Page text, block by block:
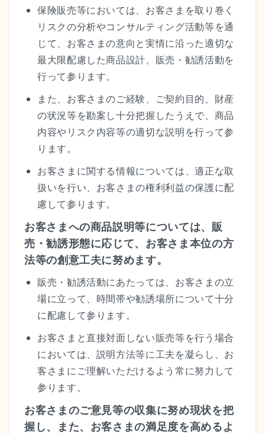
保険販売等においては、お客さまを取り巻く
リスクの分析やコンサルティング活動等を通
じて、お客さまの意向と実情に沿った適切な
最大限配慮した商品設計、販売・勧誘活動を
行って参ります。
また、お客さまのご経験、ご契約目的、財産
の状況等を勘案し十分把握したうえで、商品
内容やリスク内容等の適切な説明を行って参
ります。
お客さまに関する情報については、適正な取
扱いを行い、お客さまの権利利益の保護に配
慮して参ります。
お客さまへの商品説明等については、販
売・勧誘形態に応じて、お客さま本位の方
法等の創意工夫に努めます。
販売・勧誘活動にあたっては、お客さまの立
場に立って、時間帯や勧誘場所について十分
に配慮して参ります。
お客さまと直接対面しない販売等を行う場合
においては、説明方法等に工夫を凝らし、お
客さまにご理解いただけるよう常に努力して
参ります。
お客さまのご意見等の収集に努め現状を把
握し、また、お客さまの満足度を高めるよ